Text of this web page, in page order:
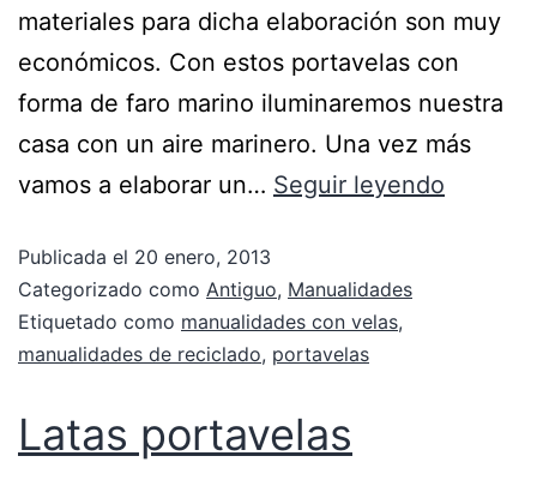
materiales para dicha elaboración son muy
económicos. Con estos portavelas con
forma de faro marino iluminaremos nuestra
casa con un aire marinero. Una vez más
vamos a elaborar un… Seguir leyendo
Publicada el 20 enero, 2013
Categorizado como Antiguo, Manualidades
Etiquetado como manualidades con velas,
manualidades de reciclado, portavelas
Latas portavelas